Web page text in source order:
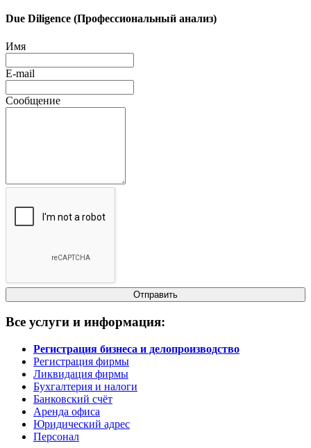
Due Diligence (Профессиональный анализ)
Имя
E-mail
Сообщение
Все услуги и информация:
Регистрация бизнеса и делопроизводство
Регистрация фирмы
Ликвидация фирмы
Бухгалтерия и налоги
Банковский счёт
Аренда офиса
Юридический адрес
Персонал